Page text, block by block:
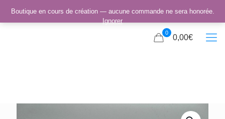
0
0,00€
Boutique en cours de création — aucune commande ne sera honorée.
Ignorer